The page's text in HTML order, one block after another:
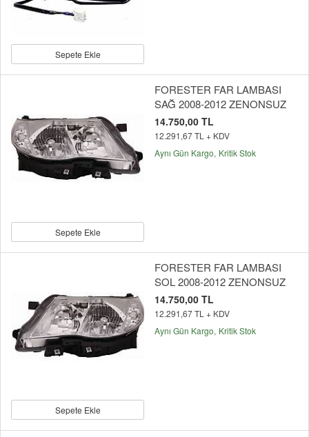
Sepete Ekle
Sepete Ekle
FORESTER FAR LAMBASI
SAĞ 2008-2012 ZENONSUZ
14.750,00 TL
12.291,67 TL + KDV
Aynı Gün Kargo Kritik Stok
Sepete Ekle
FORESTER FAR LAMBASI
SOL 2008-2012 ZENONSUZ
14.750,00 TL
12.291,67 TL + KDV
Aynı Gün Kargo Kritik Stok